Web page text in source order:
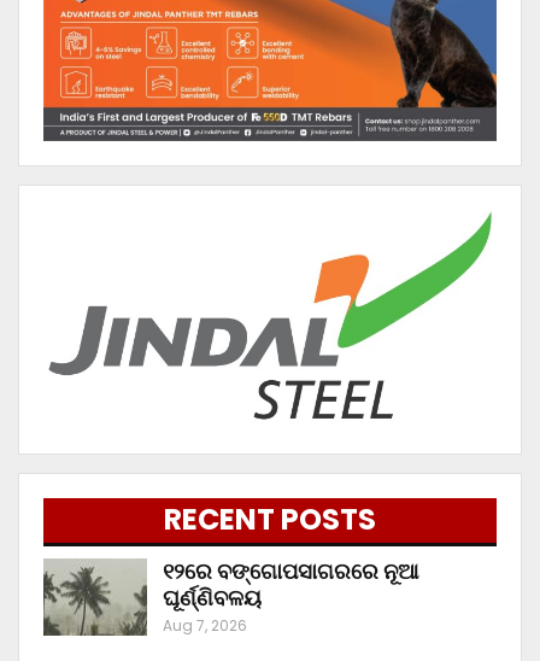
RECENT POSTS
୧୨ରେ ବଙ୍ଗୋପସାଗରରେ ନୂଆ
ଘୂର୍ଣ୍ଣିବଳୟ
Aug 7, 2026